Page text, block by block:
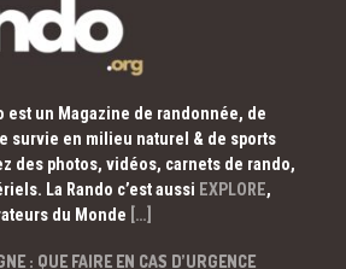
est un Magazine de randonnée, de
survie en milieu naturel & de sports
des photos, vidéos, carnets de rando,
La Rando c’est aussi EXPLORE,
du Monde […]
: QUE FAIRE EN CAS D’URGENCE